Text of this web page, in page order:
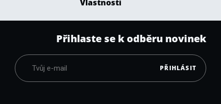
Vlastnosti
Přihlaste se k odběru novinek
PŘIHLÁSIT